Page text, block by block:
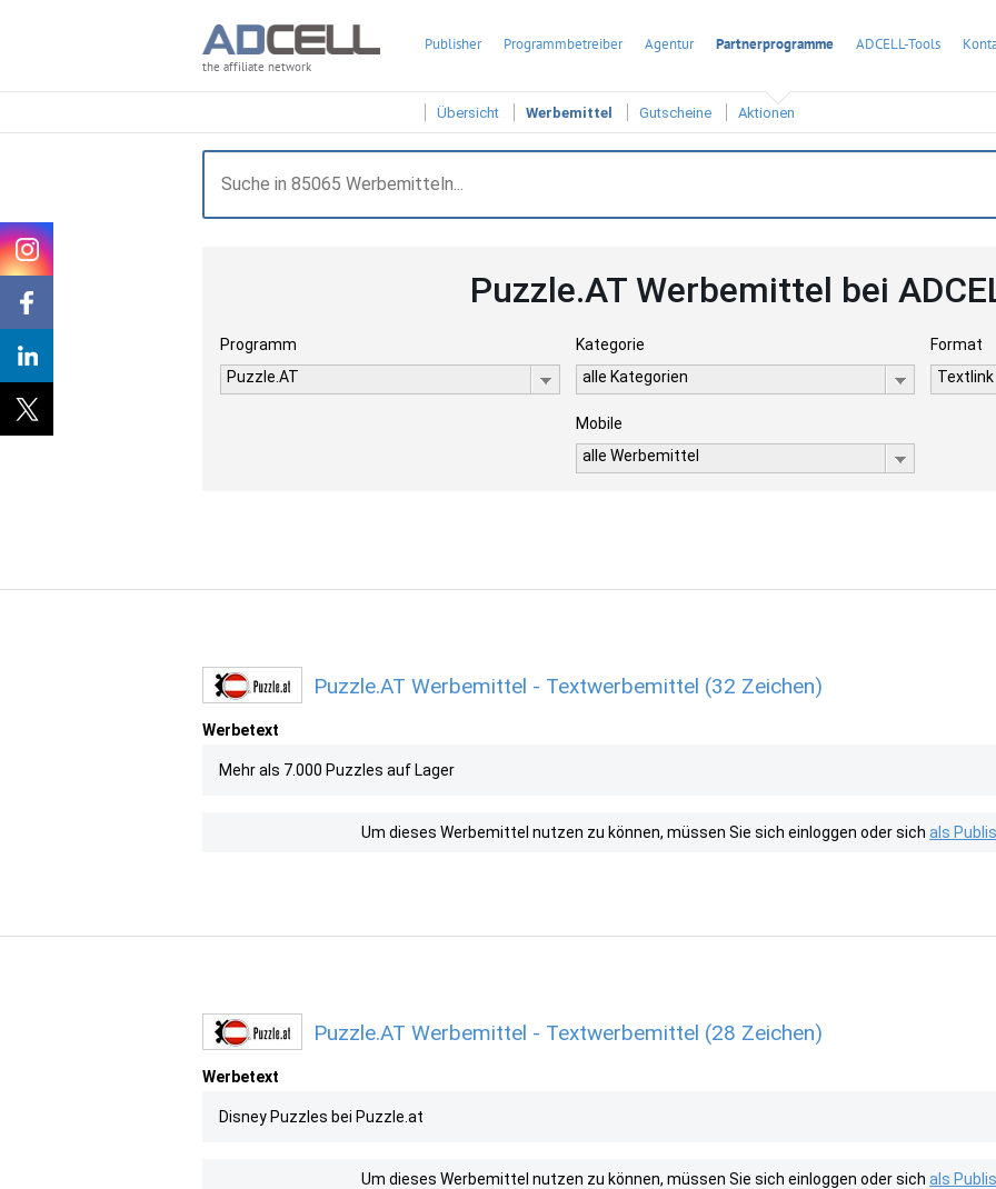
the affiliate network
Publisher Programmbetreiber Agentur Partnerprogramme ADCELL-Tools
Übersicht Werbemittel Gutscheine Aktionen
Puzzle.AT Werbemittel bei
Programm
Puzzle.AT
Kategorie
alle Kategorien
Format
Textlink
Mobile
alle Werbemittel
Puzzle.AT Werbemittel - Textwerbemittel (32 Zeichen)
Werbetext
Mehr als 7.000 Puzzles auf Lager
Um dieses Werbemittel nutzen zu können, müssen Sie sich einloggen oder sich als
Puzzle.AT Werbemittel - Textwerbemittel (28 Zeichen)
Werbetext
Disney Puzzles bei Puzzle.at
Um dieses Werbemittel nutzen zu können, müssen Sie sich einloggen oder sich als